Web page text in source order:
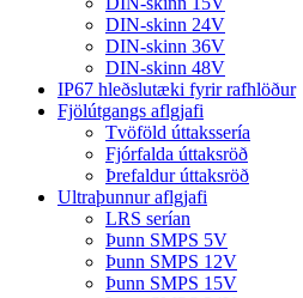
DIN-skinn 24V
DIN-skinn 36V
DIN-skinn 48V
IP67 hleðslutæki fyrir rafhlöður
Fjölútgangs aflgjafi
Tvöföld úttakssería
Fjórfalda úttaksröð
Þrefaldur úttaksröð
Ultraþunnur aflgjafi
LRS serían
Þunn SMPS 5V
Þunn SMPS 12V
Þunn SMPS 15V